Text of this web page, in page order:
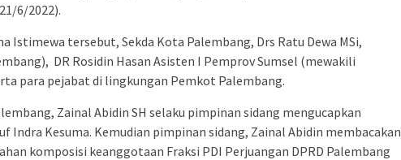
6/2022).
Istimewa tersebut, Sekda Kota Palembang, Drs Ratu Dewa MSi,
DR Rosidin Hasan Asisten I Pemprov Sumsel (mewakili
para pejabat di lingkungan Pemkot Palembang.
Zainal Abidin SH selaku pimpinan sidang mengucapkan
Indra Kesuma. Kemudian pimpinan sidang, Zainal Abidin membacakan
komposisi keanggotaan Fraksi PDI Perjuangan DPRD Palembang